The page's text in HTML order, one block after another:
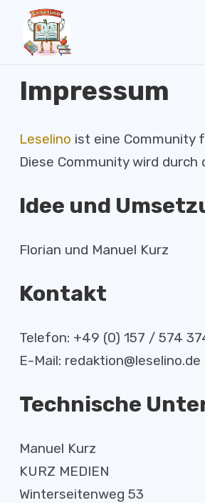
Impressum
Leselino ist eine Community
Diese Community wird
Idee und
Florian und Manuel Kurz
Kontakt
Telefon: +49 (0) 157 / 574
E-Mail: redaktion@leselino.de
Technische
Manuel Kurz
KURZ MEDIEN
Winterseitenweg 53